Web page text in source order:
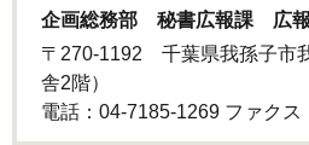
企画総務部 秘書広報課 広
〒270-1192 千葉県我孫子市
舎2階）
電話：04-7185-1269 ファクス